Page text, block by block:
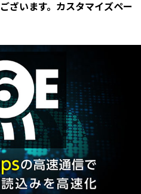
ざいます。カスタマイズペー